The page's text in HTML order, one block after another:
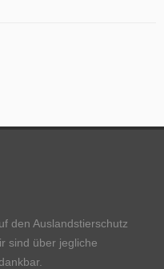
den Auslandstierschutz
sind über jegliche